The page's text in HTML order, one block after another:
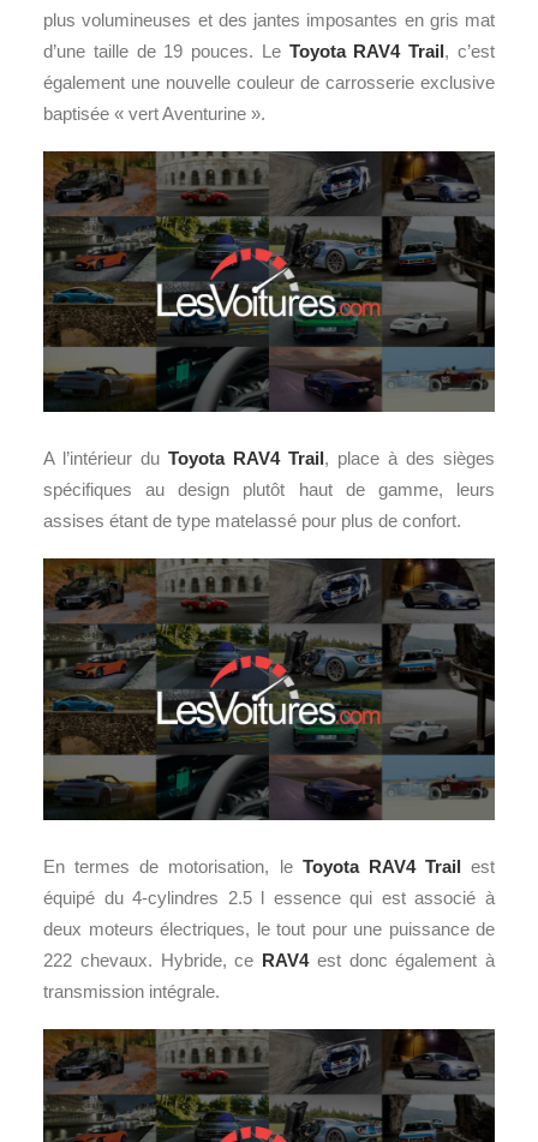
plus volumineuses et des jantes imposantes en gris mat
d’une taille de 19 pouces. Le Toyota RAV4 Trail, c’est
également une nouvelle couleur de carrosserie exclusive
baptisée « vert Aventurine ».
A l’intérieur du Toyota RAV4 Trail, place à des sièges
spécifiques au design plutôt haut de gamme, leurs
assises étant de type matelassé pour plus de confort.
En termes de motorisation, le Toyota RAV4 Trail est
équipé du 4-cylindres 2.5 l essence qui est associé à
deux moteurs électriques, le tout pour une puissance de
222 chevaux. Hybride, ce RAV4est donc également à
transmission intégrale.